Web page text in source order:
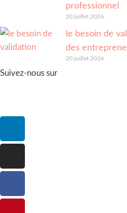
professionnel
20 juillet 2026
le besoin de
des
20 juillet 2026
Suivez-nous sur